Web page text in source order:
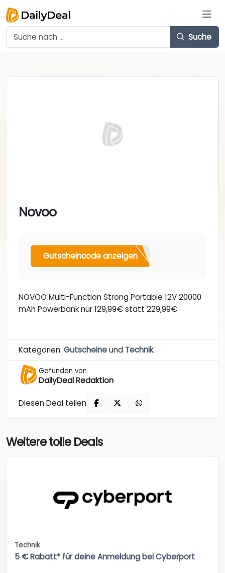
Suche
Novoo
Gutscheincode anzeigen
NOVOO Multi-Function Strong Portable 12V 20000
mAh Powerbank nur 129,99€ statt 229,99€
Kategorien: Gutscheineund Technik.
Gefunden von
DailyDeal Redaktion
Diesen Deal teilen
Weitere tolle Deals
Technik
5 € Rabatt* für deine Anmeldung bei Cyberport